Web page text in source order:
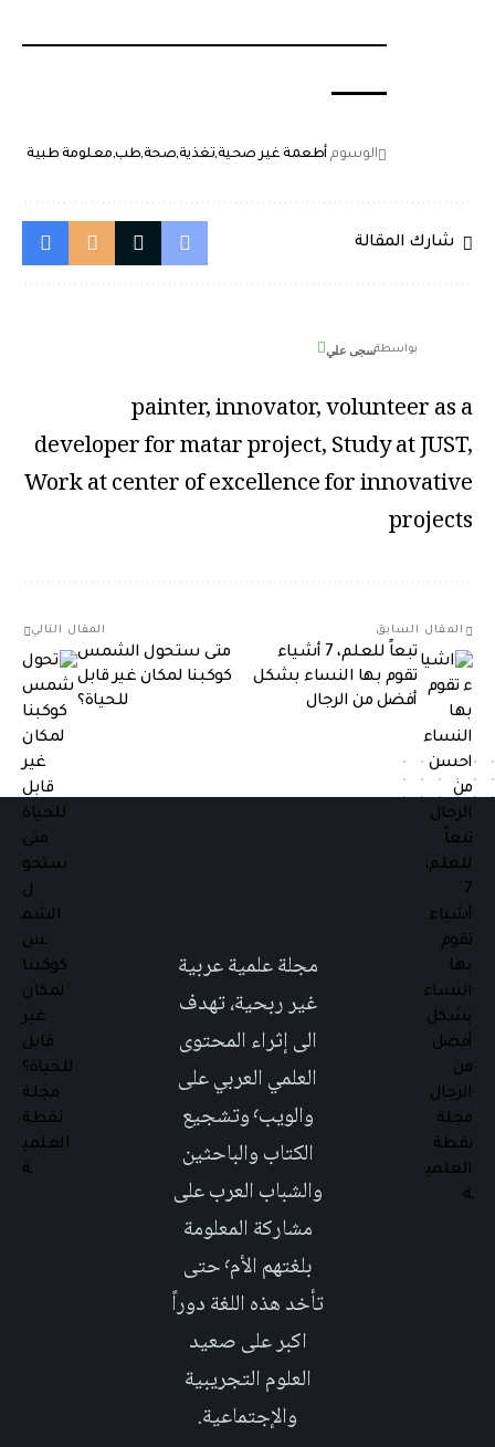
الوسوم أطعمة غير صحيةتغذيةصحةطب معلومة طبية
شارك المقالة
بواسطةسجى علي
painter, innovator, volunteer as a
developer for matar project, Study at JUST,
Work at center of excellence for innovative
projects
المقال السابق
تبعاً للعلم، 7 أشياء
تقوم بها النساء بشكل
أفضل من الرجال
المقال التالي
متى ستحول الشمس
كوكبنا لمكان غير قابل
للحياة؟
مجلة علمية عربية
غير ربحية، تهدف
الى إثراء المحتوى
العلمي العربي على
والويب٬ وتشجيع
الكتاب والباحثين
والشباب العرب على
مشاركة المعلومة
بلغتهم الأم٬ حتى
تأخد هذه اللغة دوراً
اكبر على صعيد
العلوم التجريبية
والإجتماعية.